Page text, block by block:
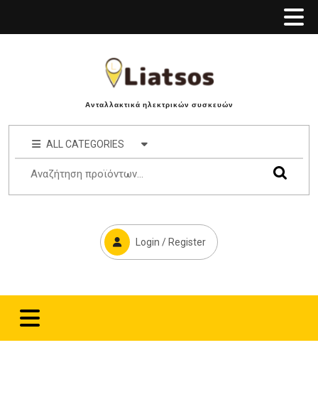
Ανταλλακτικά ηλεκτρικών συσκευών
ALL CATEGORIES
Login / Register